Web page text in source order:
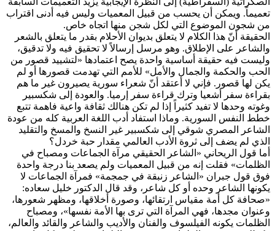
تعميماً. ويمكن أن يحسب من قبيل المعميات وليس فيه أدنى اقتراب
من شجون الموضوع التي لكل شجن منها اتجاه خاص.
الحقيقة أنّ هذا الكلام لا يتعلق بديوان الأحلام بقدر ما يتعلق بالشعر
والشاعر على الإطلاق. وهو مرسل إرسالاً لا تحقيق فيه ولا تدقيق،
وليست فيه حقيقة أساسية واحدة يصح اعتمادها «لتشييد قصور من
الحب والحكمة والجمال والأمل» للأمم التي تهدمت قصورها أو لم
يكن لها قصور. فإني لا أعتقد أنّ شعراء سورية يصيرون غير ما هم
بقراءة سفر أشعيا وترك قراءة سفر إرميا. والعودة إلى شكسبير
وغوته وحدها لا تفيد كثيراً إذا لم تكن هنالك ثقافة واعية فاهمة تتبع
خطط النفس السورية. وماذا استفاد أدب اللغة العربية كله من عودة
الشاعر المصري شوقي إلى شكسبير غير النسخ والمسخ والتقليد
الذي لم يضف إلى ثروة الأدب العالمي مقدار حبة خردل؟
أما قول الريحاني «الشاعر الحقيقي مرآة الجماعات ومصباح في
الظلمات» فقلت إنه من قبيل المعميات ولم يصعد بنا درجة واحدة
فوق قول جبران «الشاعر زنبقة في جمجمة» فمرآة الجماعات لا
يكونها الشاعر وحده أو كل شاعر، وقد قال الدكتور خليل سعاده:
«صحافة كل أمة مقياس ارتقائها، وصورة أخلاقها، ومظهر شعورها،
وعنوان مجدها، فهي المرآة التي ترى بها الأمة نفسها»، ومصباح
الظلمات يكونه الفيلسوف والفنان والأديب والشاعر والقائد والعالم،